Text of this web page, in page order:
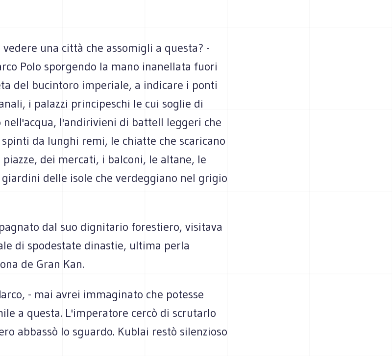
una città che assomigli a questa? -
Polo sporgendo la mano inanellata fuori
del bucintoro imperiale, a indicare i ponti
i palazzi principeschi le cui soglie di
l'andirivieni di battell leggeri che
da lunghi remi, le chiatte che scaricano
dei mercati, i balconi, le altane, le
delle isole che verdeggiano nel grigio
dal suo dignitario forestiero, visitava
di spodestate dinastie, ultima perla
de Gran Kan.
- mai avrei immaginato che potesse
a questa. L'imperatore cercò di scrutarlo
abbassò lo sguardo. Kublai restò silenzioso